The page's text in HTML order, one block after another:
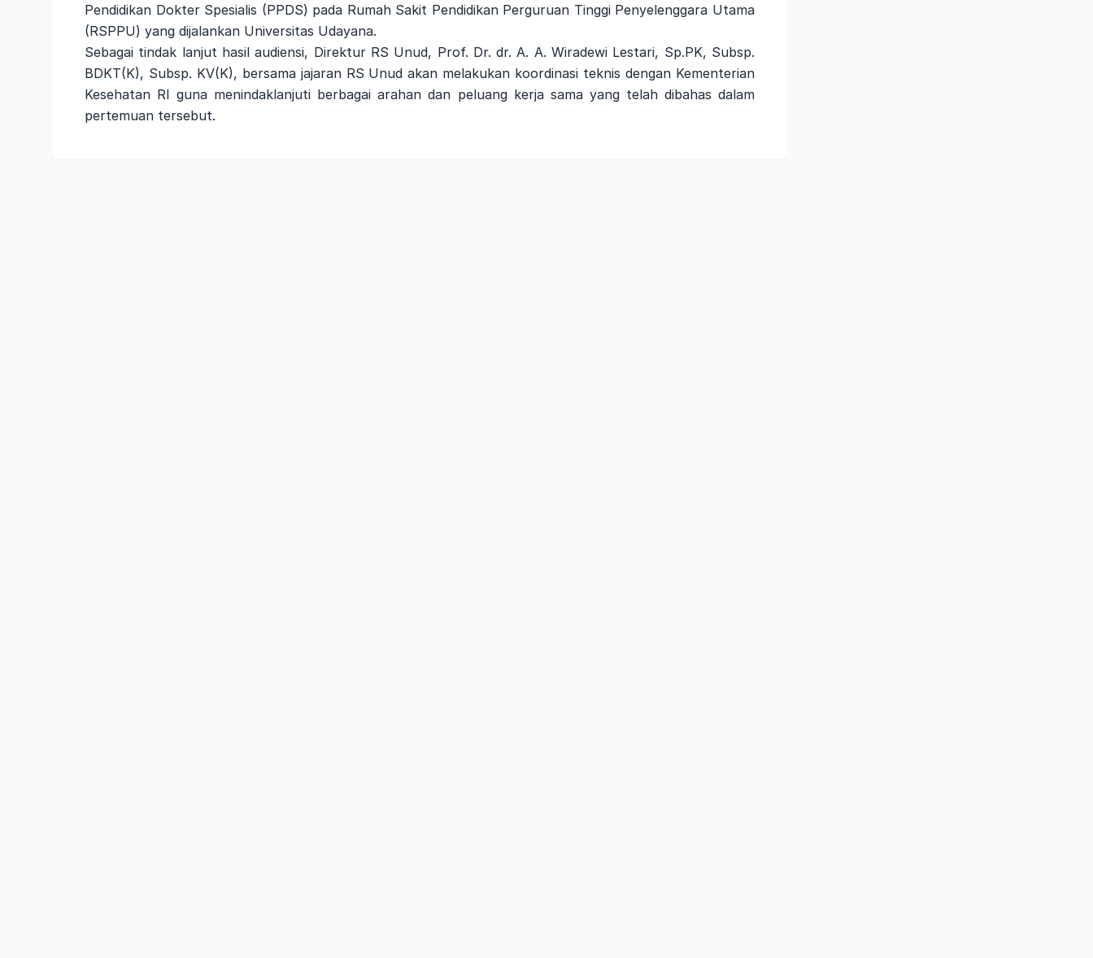
Pendidikan Dokter Spesialis (PPDS) pada Rumah Sakit Pendidikan Perguruan Tinggi Penyelenggara Utama
(RSPPU) yang dijalankan Universitas Udayana.
Sebagai tindak lanjut hasil audiensi, Direktur RS Unud, Prof. Dr. dr. A. A. Wiradewi Lestari, Sp.PK, Subsp.
BDKT(K), Subsp. KV(K), bersama jajaran RS Unud akan melakukan koordinasi teknis dengan Kementerian
Kesehatan RI guna menindaklanjuti berbagai arahan dan peluang kerja sama yang telah dibahas dalam
pertemuan tersebut.